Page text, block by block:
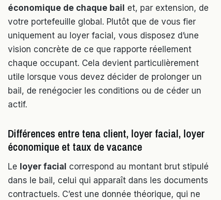
économique de chaque bail et, par extension, de
votre portefeuille global. Plutôt que de vous fier
uniquement au loyer facial, vous disposez d’une
vision concrète de ce que rapporte réellement
chaque occupant. Cela devient particulièrement
utile lorsque vous devez décider de prolonger un
bail, de renégocier les conditions ou de céder un
actif.
Différences entre tena client, loyer facial, loyer
économique et taux de vacance
Le loyer facial correspond au montant brut stipulé
dans le bail, celui qui apparaît dans les documents
contractuels. C’est une donnée théorique, qui ne